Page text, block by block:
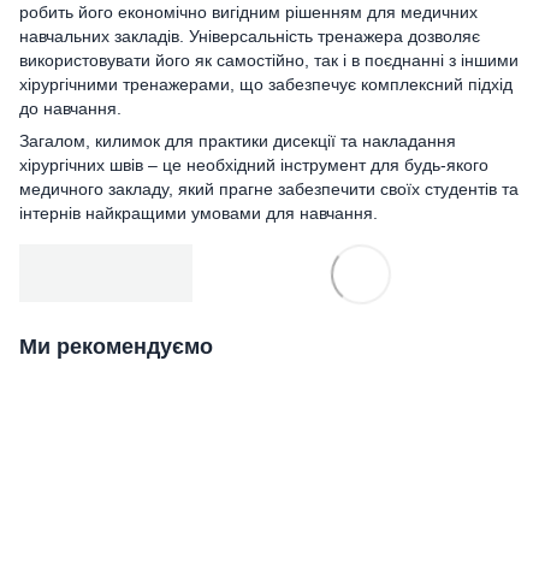
робить його економічно вигідним рішенням для медичних
навчальних закладів. Універсальність тренажера дозволяє
використовувати його як самостійно, так і в поєднанні з іншими
хірургічними тренажерами, що забезпечує комплексний підхід
до навчання.
Загалом, килимок для практики дисекції та накладання
хірургічних швів – це необхідний інструмент для будь-якого
медичного закладу, який прагне забезпечити своїх студентів та
інтернів найкращими умовами для навчання.
Ми рекомендуємо